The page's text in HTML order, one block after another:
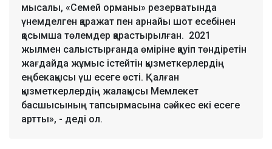
мысалы, «Семей орманы» резерватында
үнемделген қаражат пен арнайы шот есебінен
қосымша төлемдер қарастырылған. 2021
жылмен салыстырғанда өміріне қауіп төндіретін
жағдайда жұмыс істейтін қызметкерлердің
еңбекақысы үш есеге өсті. Қалған
қызметкерлердің жалақысы Мемлекет
басшысының тапсырмасына сәйкес екі есеге
артты», - деді ол.